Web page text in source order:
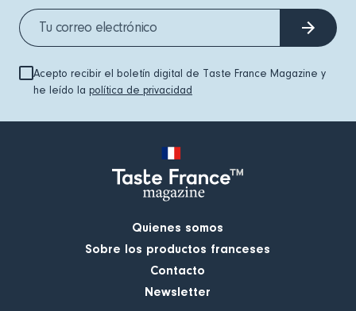
Acepto recibir el boletín digital de Taste France Magazine y
he leído la política de privacidad
Quienes somos
Sobre los productos franceses
Contacto
Newsletter